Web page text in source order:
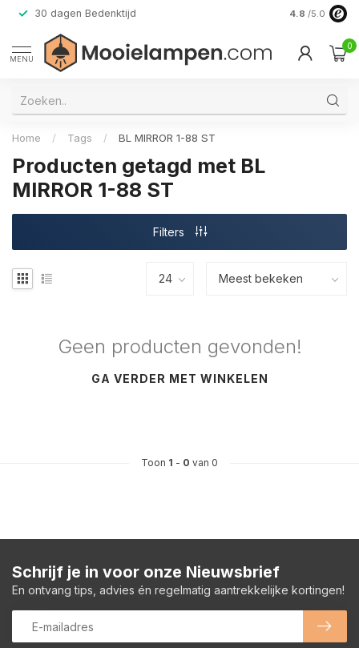
30 dagen Bedenktijd Verzending
4.8 /5.0
MENU
0
Home / Tags / BL MIRROR 1-88 ST
Producten getagd met BL
MIRROR 1-88 ST
Filters
Geen producten gevonden!
GA VERDER MET WINKELEN
Toon 1 - 0 van 0
Schrijf je in voor onze Nieuwsbrief
En ontvang tips, advies én regelmatig aantrekkelijke kortingen!